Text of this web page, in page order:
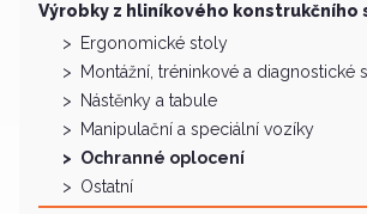
Výrobky z hliníkového konstrukčního
Ergonomické stoly
Montážní, tréninkové a diagnostické
Nástěnky a tabule
Manipulační a speciální vozíky
Ochranné oplocení
Ostatní